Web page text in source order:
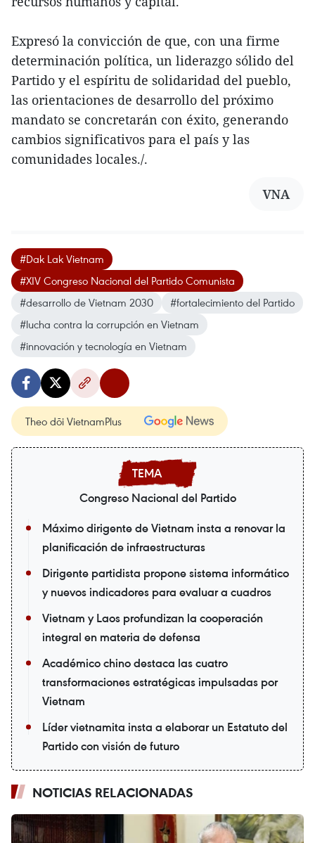
Expresó la convicción de que, con una firme
determinación política, un liderazgo sólido del
Partido y el espíritu de solidaridad del pueblo,
las orientaciones de desarrollo del próximo
mandato se concretarán con éxito, generando
cambios significativos para el país y las
comunidades locales./.
VNA
#Dak Lak Vietnam
#XIV Congreso Nacional del Partido Comunista
#desarrollo de Vietnam 2030
#fortalecimiento del Partido
#lucha contra la corrupción en Vietnam
#innovación y tecnología en Vietnam
Theo dõi VietnamPlus
Congreso Nacional del Partido
Máximo dirigente de Vietnam insta a renovar la
planificación de infraestructuras
Dirigente partidista propone sistema informático
y nuevos indicadores para evaluar a cuadros
Vietnam y Laos profundizan la cooperación
integral en materia de defensa
Académico chino destaca las cuatro
transformaciones estratégicas impulsadas por
Vietnam
Líder vietnamita insta a elaborar un Estatuto del
Partido con visión de futuro
NOTICIAS RELACIONADAS